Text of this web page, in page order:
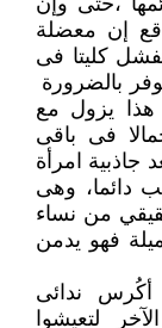
إن معضلة
كليتا فى
بالضرورة
هذا يزول مع
فى باقى
جاذبية امرأة
دائما، وهى
من نساء
فهو يدمن
ندائى
لتعيشوا